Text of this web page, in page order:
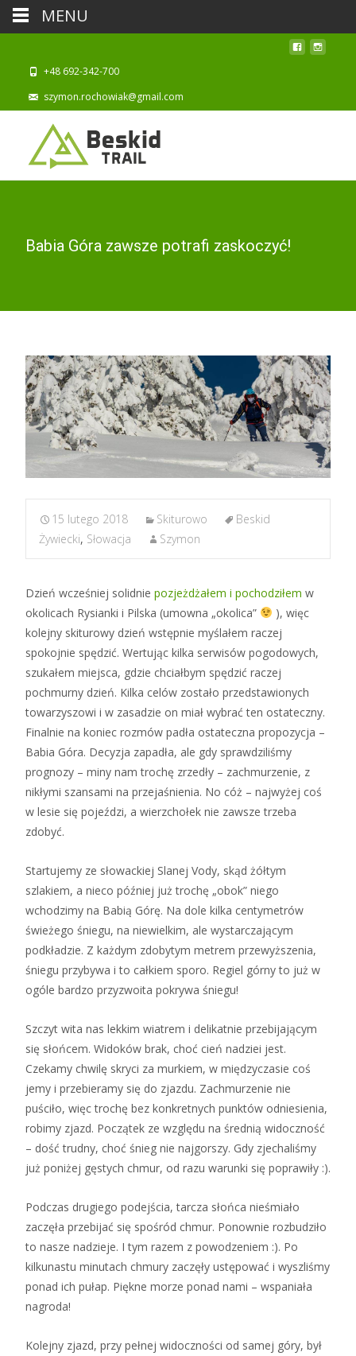
+48 692-342-700
szymon.rochowiak@gmail.com
Babia Góra zawsze potrafi zaskoczyć!
15 lutego 2018 Skiturowo
Beskid
Żywiecki, Słowacja Szymon
Dzień wcześniej solidnie pozjeżdżałem i pochodziłem w
okolicach Rysianki i Pilska (umowna „okolica”
), więc
kolejny skiturowy dzień wstępnie myślałem raczej
spokojnie spędzić. Wertując kilka serwisów pogodowych,
szukałem miejsca, gdzie chciałbym spędzić raczej
pochmurny dzień. Kilka celów zostało przedstawionych
towarzyszowi i w zasadzie on miał wybrać ten ostateczny.
Finalnie na koniec rozmów padła ostateczna propozycja –
Babia Góra. Decyzja zapadła, ale gdy sprawdziliśmy
prognozy – miny nam trochę zrzedły – zachmurzenie, z
nikłymi szansami na przejaśnienia. No cóż – najwyżej coś
w lesie się pojeździ, a wierzchołek nie zawsze trzeba
zdobyć.
Startujemy ze słowackiej Slanej Vody, skąd żółtym
szlakiem, a nieco później już trochę „obok” niego
wchodzimy na Babią Górę. Na dole kilka centymetrów
świeżego śniegu, na niewielkim, ale wystarczającym
podkładzie. Z każdym zdobytym metrem przewyższenia,
śniegu przybywa i to całkiem sporo. Regiel górny to już w
ogóle bardzo przyzwoita pokrywa śniegu!
Szczyt wita nas lekkim wiatrem i delikatnie przebijającym
się słońcem. Widoków brak, choć cień nadziei jest.
Czekamy chwilę skryci za murkiem, w międzyczasie coś
jemy i przebieramy się do zjazdu. Zachmurzenie nie
puściło, więc trochę bez konkretnych punktów odniesienia,
robimy zjazd. Początek ze względu na średnią widoczność
– dość trudny, choć śnieg nie najgorszy. Gdy zjechaliśmy
już poniżej gęstych chmur, od razu warunki się poprawiły :).
Podczas drugiego podejścia, tarcza słońca nieśmiało
zaczęła przebijać się spośród chmur. Ponownie rozbudziło
to nasze nadzieje. I tym razem z powodzeniem :). Po
kilkunastu minutach chmury zaczęły ustępować i wyszliśmy
ponad ich pułap. Piękne morze ponad nami – wspaniała
nagroda!
Kolejny zjazd, przy pełnej widoczności od samej góry, był
MENU